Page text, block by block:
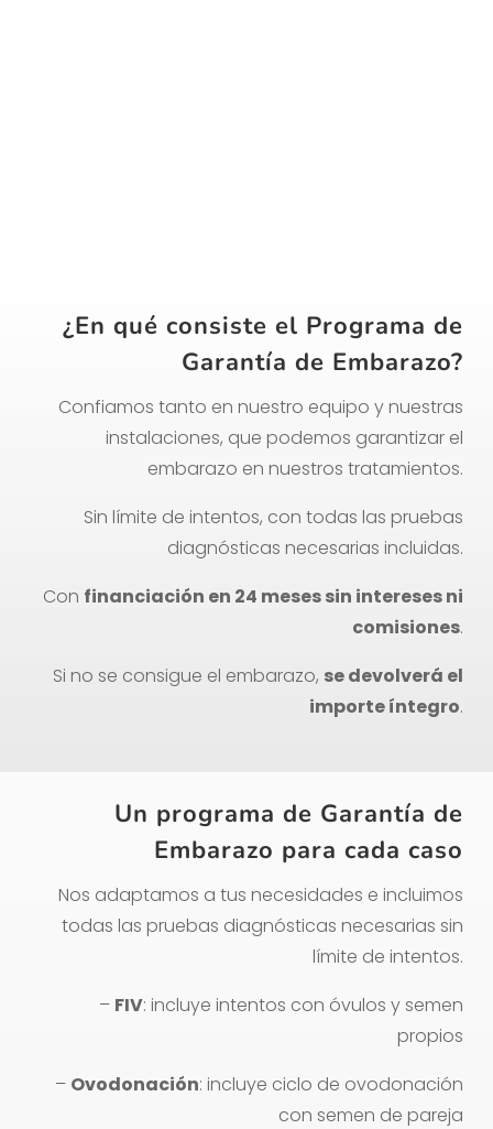
¿En qué consiste el Programa de
Garantía de Embarazo?
Confiamos tanto en nuestro equipo y nuestras
instalaciones, que podemos garantizar el
embarazo en nuestros tratamientos.
Sin límite de intentos, con todas las pruebas
diagnósticas necesarias incluidas.
Con financiación en 24 meses sin intereses ni
comisiones.
Si no se consigue el embarazo, se devolverá el
importe íntegro.
Un programa de Garantía de
Embarazo para cada caso
Nos adaptamos a tus necesidades e incluimos
todas las pruebas diagnósticas necesarias sin
límite de intentos.
– FIV: incluye intentos con óvulos y semen
propios
– Ovodonación: incluye ciclo de ovodonación
con semen de pareja